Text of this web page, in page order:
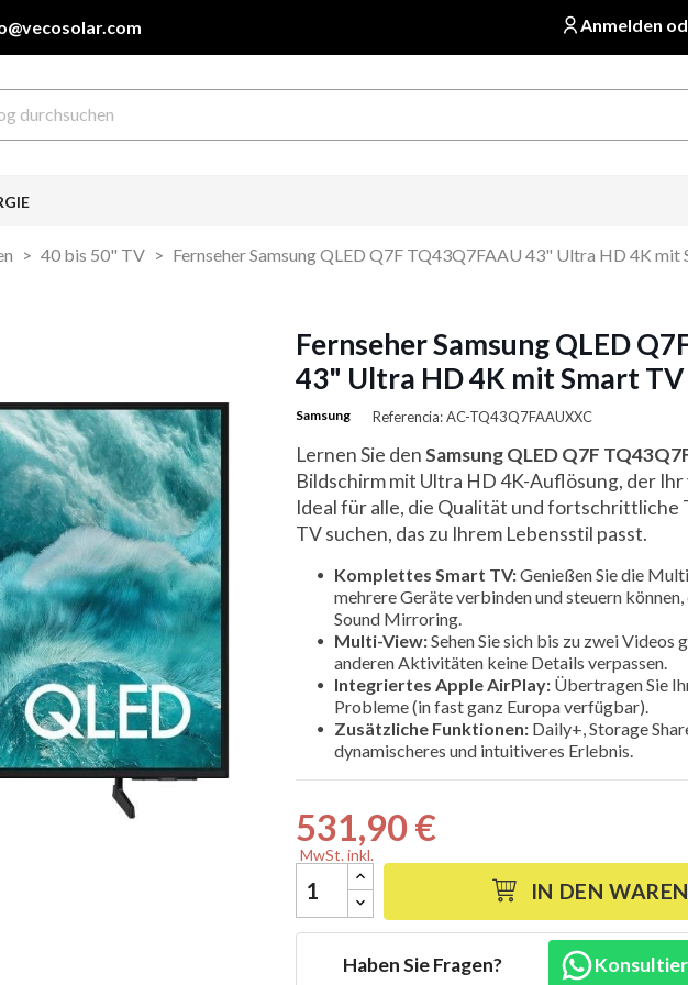
Anmelden
40 bis 50" TV Fernseher Samsung QLED Q7F TQ43Q7FAAU 43" Ultra HD 4K mit

Fernseher Samsung QLED
43" Ultra HD 4K mit Smart
Samsung Referencia: AC-TQ43Q7FAAUXXC
Lernen Sie denSamsung QLED Q7F
Bildschirm mit Ultra HD 4K-Auflösung, der
Ideal für alle, die Qualität und fortschrittliche
TV suchen, das zu Ihrem Lebensstil passt.
Komplettes Smart TV:Genießen Sie die
mehrere Geräte verbinden und steuern
Sound Mirroring.
Multi-View:Sehen Sie sich bis zu zwei Videos
anderen Aktivitäten keine Details verpassen.
Integriertes Apple AirPlay: Übertragen Sie
Probleme (in fast ganz Europa verfügbar).
Zusätzliche Funktionen: Daily+, Storage
dynamischeres und intuitiveres Erlebnis.
531,90 €
MwSt. inkl.
IN DEN
Haben Sie Fragen?